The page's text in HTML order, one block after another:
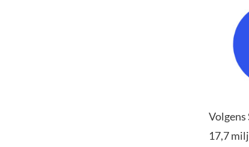
17,7